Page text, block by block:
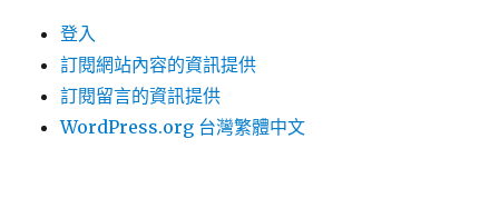
登入
訂閱網站內容的資訊提供
訂閱留言的資訊提供
WordPress.org 台灣繁體中文